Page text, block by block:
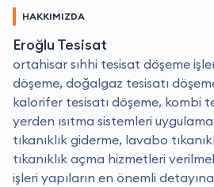
HAKKIMIZDA
Eroğlu Tesisat
ortahisar sıhhi tesisat döşeme
döşeme, doğalgaz tesisatı
kalorifer tesisatı döşeme, kombi
yerden ısıtma sistemleri
tıkanıklık giderme, lavabo
tıkanıklık açma hizmetleri
işleri yapıların en önemli